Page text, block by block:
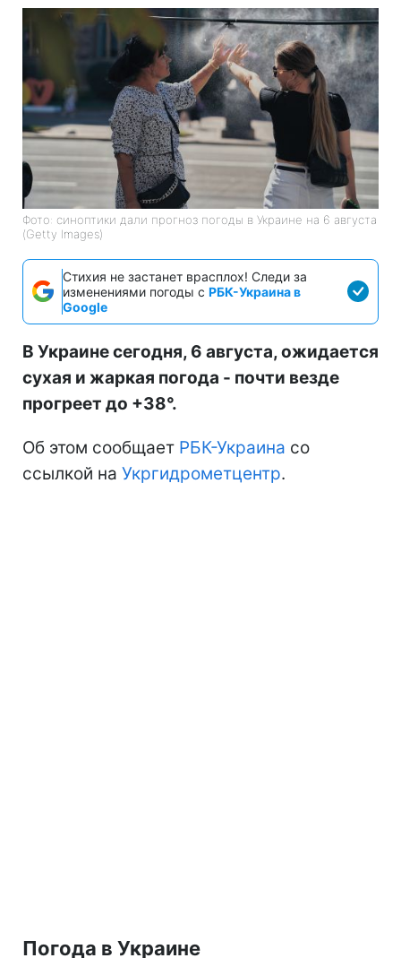
Фото: синоптики дали прогноз погоды в Украине на 6 августа
(Getty Images)
Стихия не застанет врасплох! Следи за
изменениями погоды с РБК-Украина в
Google
В Украине сегодня, 6 августа, ожидается
сухая и жаркая погода - почти везде
прогреет до +38°.
Об этом сообщает РБК-Украина со
ссылкой на Укргидрометцентр.
Погода в Украине